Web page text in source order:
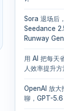
Sora 退场后
Seedance
Runway
用 AI 把每天
人效率提升方
OpenAI 放大
聊，GPT-5.6